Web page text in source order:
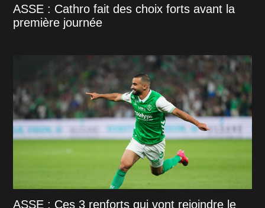
ASSE : Cathro fait des choix forts avant la
première journée
ASSE : Ces 3 renforts qui vont rejoindre le